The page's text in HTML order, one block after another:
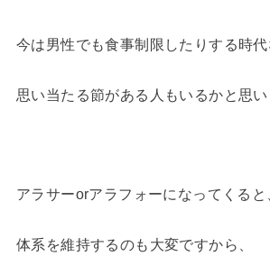
今は男性でも食事制限したりする時代
思い当たる節がある人もいるかと思い
アラサーorアラフォーになってくると
体系を維持するのも大変ですから、